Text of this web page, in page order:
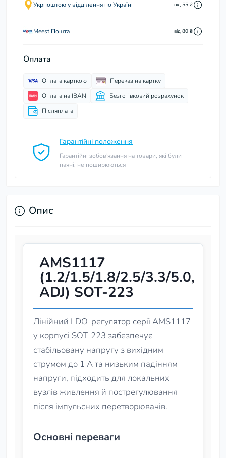
Укрпоштою у відділення по Україні від 55 ₴
Meest Пошта від 80 ₴
Оплата
Оплата карткою
Переказ на картку
Оплата на IBAN
Безготівковий розрахунок
Післяплата
Гарантійні положення
Гарантійні зобов'язання на товари, які були
паяні, не поширюються
Опис
AMS1117
(1.2/1.5/1.8/2.5/3.3/5.0,
ADJ) SOT-223
Лінійний LDO-регулятор серії AMS1117
у корпусі SOT‑223 забезпечує
стабільовану напругу з вихідним
струмом до 1 А та низьким падінням
напруги, підходить для локальних
вузлів живлення й пострегулювання
після імпульсних перетворювачів.
Основні переваги